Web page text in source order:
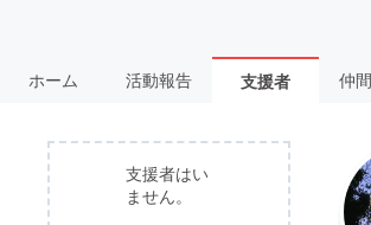
ホーム 活動報告 支援者 仲
支援者はい
ません。